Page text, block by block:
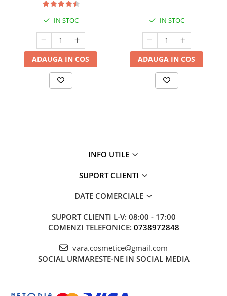
IN STOC
ADAUGA IN COS
IN STOC
ADAUGA IN COS
INFO UTILE
SUPORT CLIENTI
DATE COMERCIALE
SUPORT CLIENTI L-V: 08:00 - 17:00
COMENZI TELEFONICE: 0738972848
vara.cosmetice@gmail.com
SOCIAL URMARESTE-NE IN SOCIAL MEDIA